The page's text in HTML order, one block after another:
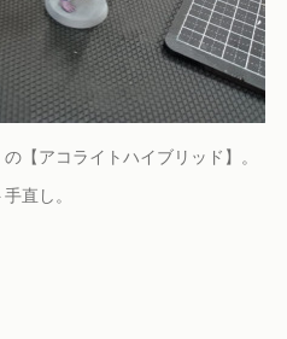
【アコライトハイブリッド】。
直し。